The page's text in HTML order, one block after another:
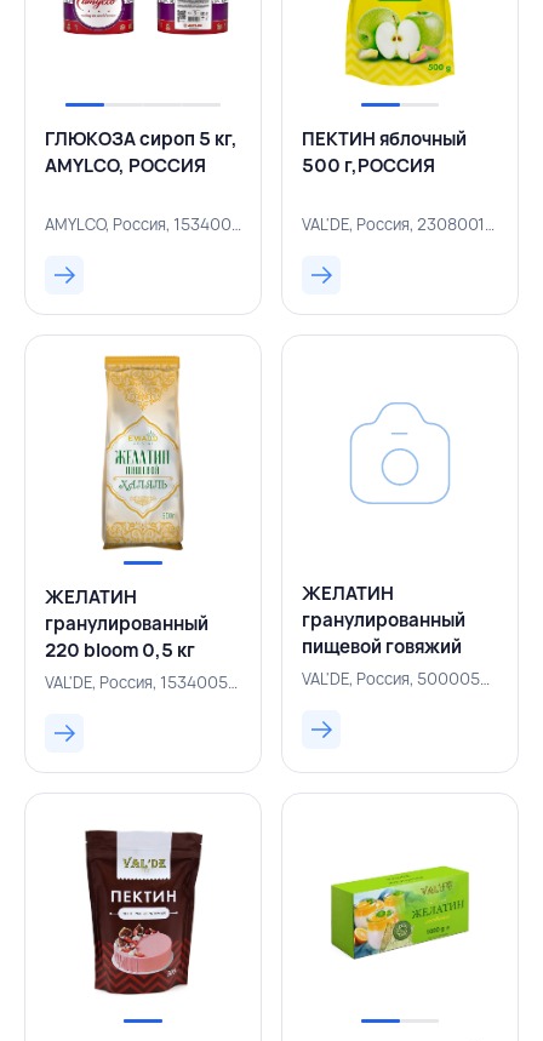
ГЛЮКОЗА сироп 5 кг,
AMYLCO, РОССИЯ
AMYLCO, Россия, 153400609
ПЕКТИН яблочный
500 г,РОССИЯ
VAL'DE, Россия, 230800187
ЖЕЛАТИН
гранулированный
220 bloom 0,5 кг
Халяль, VAL' DE,
VAL'DE, Россия, 153400593
ЖЕЛАТИН
гранулированный
пищевой говяжий
Middle 220+ bloom
РОССИЯ
VAL'DE, Россия, 500005226